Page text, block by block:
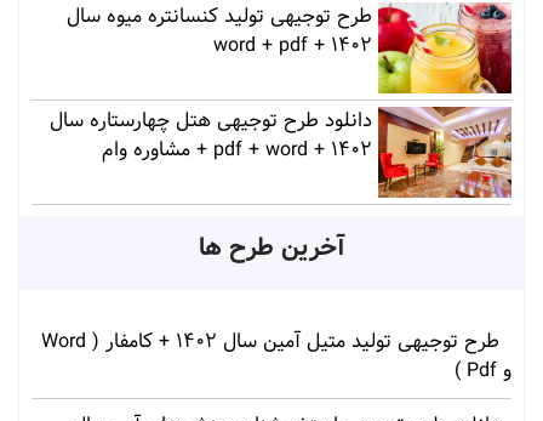
طرح توجیهی تولید کنسانتره میوه سال
1402 + word + pdf
دانلود طرح توجیهی هتل چهارستاره سال
1402 + pdf + word + مشاوره وام
آخرین طرح ها
طرح توجیهی تولید متیل آمین سال 1402 + کامفار ( Word
و Pdf )